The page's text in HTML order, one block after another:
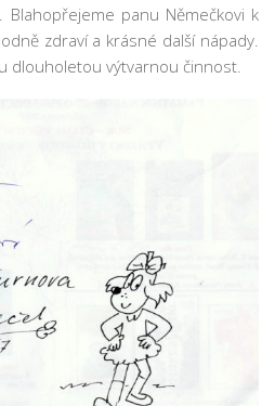
Blahopřejeme panu Němečkovi k
zdraví a krásné další nápady.
dlouholetou výtvarnou činnost.